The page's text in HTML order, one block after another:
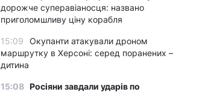
дорожче суперавіаносця: названо
приголомшливу ціну корабля
15:09
Окупанти атакували дроном
маршрутку в Херсоні: серед поранених –
дитина
15:08 Росіяни завдали ударів по